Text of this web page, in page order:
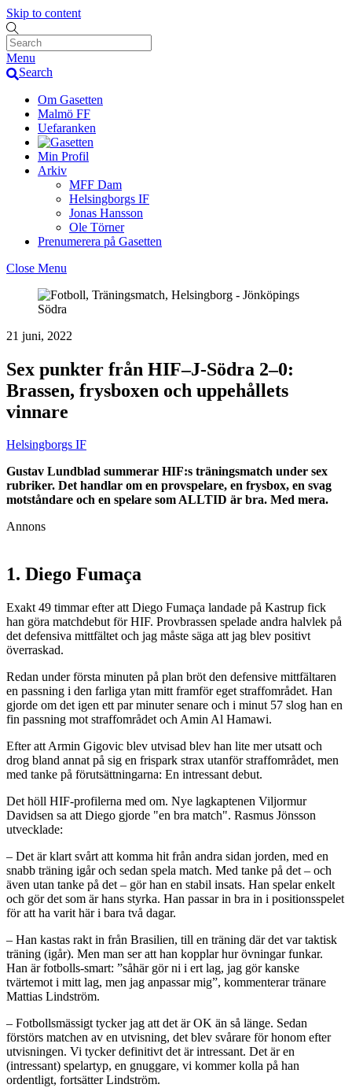
Skip to content
Menu
Search
Om Gasetten
Malmö FF
Uefaranken
Min Profil
Arkiv
MFF Dam
Helsingborgs IF
Jonas Hansson
Ole Törner
Prenumerera på Gasetten
Close Menu
21 juni, 2022
Sex punkter från HIF–J-Södra 2–0:
Brassen, frysboxen och uppehållets
vinnare
Helsingborgs IF
Gustav Lundblad summerar HIF:s träningsmatch under sex
rubriker. Det handlar om en provspelare, en frysbox, en svag
motståndare och en spelare som ALLTID är bra. Med mera.
Annons
1. Diego Fumaça
Exakt 49 timmar efter att Diego Fumaça landade på Kastrup fick
han göra matchdebut för HIF. Provbrassen spelade andra halvlek på
det defensiva mittfältet och jag måste säga att jag blev positivt
överraskad.
Redan under första minuten på plan bröt den defensive mittfältaren
en passning i den farliga ytan mitt framför eget straffområdet. Han
gjorde om det igen ett par minuter senare och i minut 57 slog han en
fin passning mot straffområdet och Amin Al Hamawi.
Efter att Armin Gigovic blev utvisad blev han lite mer utsatt och
drog bland annat på sig en frispark strax utanför straffområdet, men
med tanke på förutsättningarna: En intressant debut.
Det höll HIF-profilerna med om. Nye lagkaptenen Viljormur
Davidsen sa att Diego gjorde "en bra match". Rasmus Jönsson
utvecklade:
– Det är klart svårt att komma hit från andra sidan jorden, med en
snabb träning igår och sedan spela match. Med tanke på det – och
även utan tanke på det – gör han en stabil insats. Han spelar enkelt
och gör det som är hans styrka. Han passar in bra in i positionsspelet
för att ha varit här i bara två dagar.
– Han kastas rakt in från Brasilien, till en träning där det var taktisk
träning (igår). Men man ser att han kopplar hur övningar funkar.
Han är fotbolls-smart: ”såhär gör ni i ert lag, jag gör kanske
tvärtemot i mitt lag, men jag anpassar mig”, kommenterar tränare
Mattias Lindström.
– Fotbollsmässigt tycker jag att det är OK än så länge. Sedan
förstörs matchen av en utvisning, det blev svårare för honom efter
utvisningen. Vi tycker definitivt det är intressant. Det är en
(intressant) spelartyp, en gnuggare, vi kommer kolla på han
ordentligt, fortsätter Lindström.